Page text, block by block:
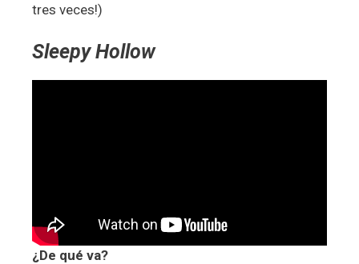
tres veces!)
Sleepy Hollow
¿De qué va?